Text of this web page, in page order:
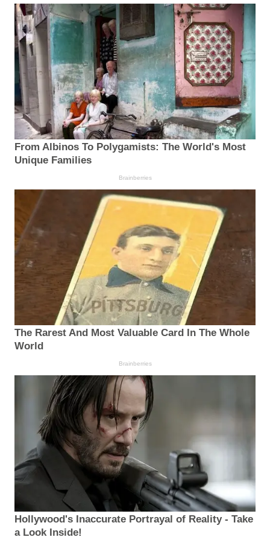
From Albinos To Polygamists: The World's Most
Unique Families
Brainberries
The Rarest And Most Valuable Card In The Whole
World
Brainberries
Hollywood's Inaccurate Portrayal of Reality - Take
a Look Inside!